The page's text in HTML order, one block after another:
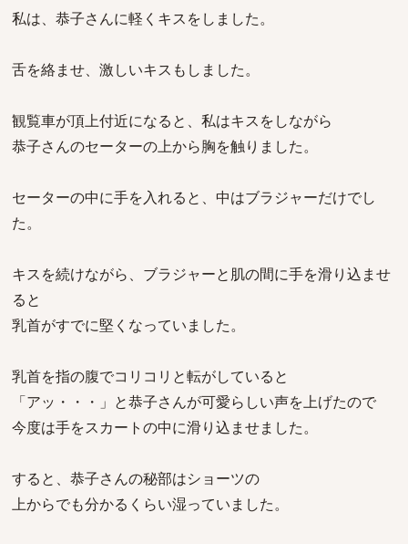
私は、恭子さんに軽くキスをしました。
舌を絡ませ、激しいキスもしました。
観覧車が頂上付近になると、私はキスをしながら
恭子さんのセーターの上から胸を触りました。
セーターの中に手を入れると、中はブラジャーだけでし
た。
キスを続けながら、ブラジャーと肌の間に手を滑り込ませ
ると
乳首がすでに堅くなっていました。
乳首を指の腹でコリコリと転がしていると
「アッ・・・」と恭子さんが可愛らしい声を上げたので
今度は手をスカートの中に滑り込ませました。
すると、恭子さんの秘部はショーツの
上からでも分かるくらい湿っていました。